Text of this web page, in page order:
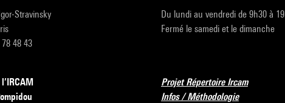
Stravinsky
48 43
Du lundi au vendredi de 9h30 à
Fermé le samedi et le dimanche
Projet Répertoire Ircam
Infos / Méthodologie